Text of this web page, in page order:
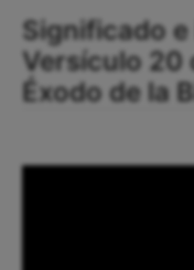
Significado
Versículo 20
Éxodo de la